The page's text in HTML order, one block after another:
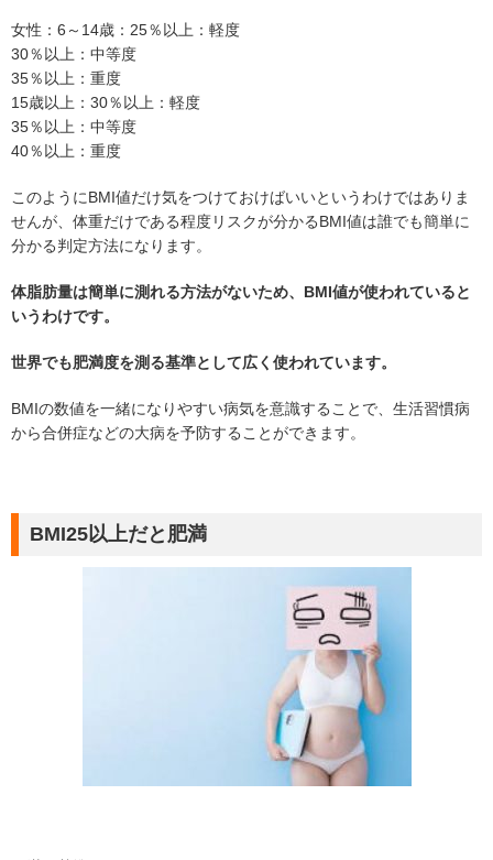
女性：6～14歳：25％以上：軽度
30％以上：中等度
35％以上：重度
15歳以上：30％以上：軽度
35％以上：中等度
40％以上：重度
このようにBMI値だけ気をつけておけばいいというわけではありま
せんが、体重だけである程度リスクが分かるBMI値は誰でも簡単に
分かる判定方法になります。
体脂肪量は簡単に測れる方法がないため、BMI値が使われていると
いうわけです。
世界でも肥満度を測る基準として広く使われています。
BMIの数値を一緒になりやすい病気を意識することで、生活習慣病
から合併症などの大病を予防することができます。
BMI25以上だと肥満